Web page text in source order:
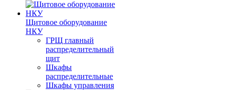
Щитовое оборудование
НКУ
ГРЩ главный
распределительный
щит
Шкафы
распределительные
Шкафы управления